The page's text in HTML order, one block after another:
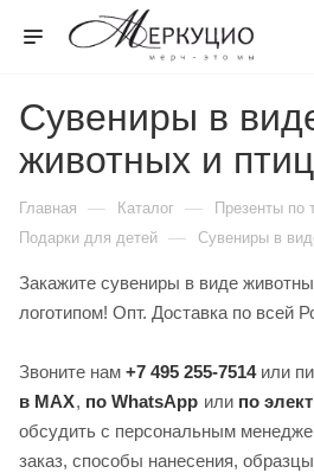
Сувениры в
животных и птиц
Главная — Каталог — Презенты по
Подарки для детей — Сувениры в
Закажите сувениры в виде
логотипом! Опт. Доставка по всей
Звоните нам +7 495 255-7514или
в MAX, по WhatsApp или по
обсудить с персональным
заказ, способы нанесения,